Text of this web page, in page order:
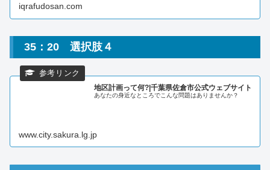
iqrafudosan.com
35：20 選択肢４
地区計画って何?|千葉県佐倉市公式ウェブサイト
あなたの身近なところでこんな問題はありませんか？
www.city.sakura.lg.jp